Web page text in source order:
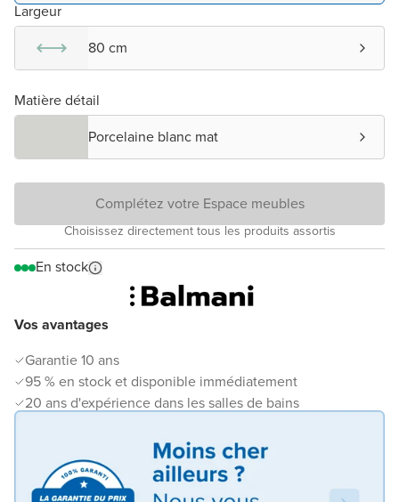
Vos avantages
Garantie 10 ans
95 % en stock et disponible immédiatement
20 ans d'expérience dans les salles de bains
Largeur
80 cm
Matière détail
Porcelaine blanc mat
Complétez votre Espace meubles
Choisissez directement tous les produits assortis
En stock